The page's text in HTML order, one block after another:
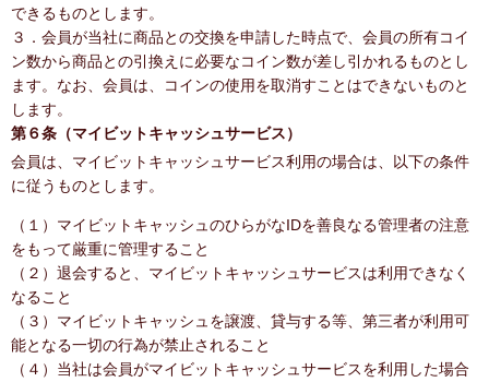
できるものとします。
３．会員が当社に商品との交換を申請した時点で、会員の所有コイ
ン数から商品との引換えに必要なコイン数が差し引かれるものとし
ます。なお、会員は、コインの使用を取消すことはできないものと
します。
第６条（マイビットキャッシュサービス）
会員は、マイビットキャッシュサービス利用の場合は、以下の条件
に従うものとします。
（１）マイビットキャッシュのひらがなIDを善良なる管理者の注意
をもって厳重に管理すること
（２）退会すると、マイビットキャッシュサービスは利用できなく
なること
（３）マイビットキャッシュを譲渡、貸与する等、第三者が利用可
能となる一切の行為が禁止されること
（４）当社は会員がマイビットキャッシュサービスを利用した場合